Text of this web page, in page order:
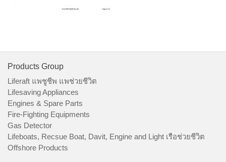
Products Group
Liferaft แพชูชีพ แพช่วยชีวิต
Lifesaving Appliances
Engines & Spare Parts
Fire-Fighting Equipments
Gas Detector
Lifeboats, Recsue Boat, Davit, Engine and Light เรือช่วยชีวิต
Offshore Products